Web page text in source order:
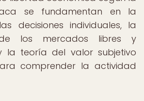
se fundamentan en la
decisiones individuales, la
los mercados libres y
la teoría del valor subjetivo
comprender la actividad